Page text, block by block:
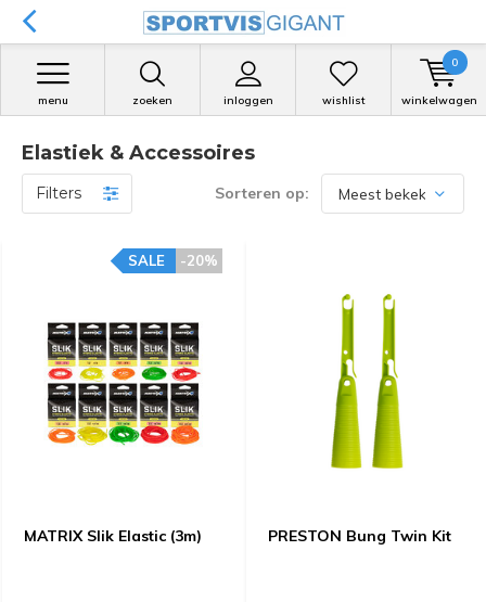
zoeken inloggen
menu wishlist winkelwagen
0
Elastiek & Accessoires
Filters Sorteren op:
MATRIX Slik Elastic (3m)
-20%
SALE
PRESTON Bung Twin Kit